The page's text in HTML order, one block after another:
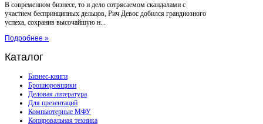
В современном бизнесе, то и дело сотрясаемом скандалами с
участием беспринципных дельцов, Рич Девос добился грандиозного
успеха, сохранив высочайшую н...
Подробнее »
Каталог
Бизнес-книги
Брошюровщики
Деловая литература
Для презентаций
Компьютерные МФУ
Копировальная техника